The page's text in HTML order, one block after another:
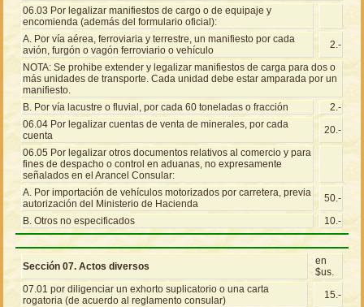
06.03 Por legalizar manifiestos de cargo o de equipaje y
encomienda (además del formulario oficial):
A. Por vía aérea, ferroviaria y terrestre, un manifiesto por cada
avión, furgón o vagón ferroviario o vehículo
2.-
NOTA: Se prohibe extender y legalizar manifiestos de carga para dos o
más unidades de transporte. Cada unidad debe estar amparada por un
manifiesto.
B. Por vía lacustre o fluvial, por cada 60 toneladas o fracción
2.-
06.04 Por legalizar cuentas de venta de minerales, por cada
cuenta
20.-
06.05 Por legalizar otros documentos relativos al comercio y para
fines de despacho o control en aduanas, no expresamente
señalados en el Arancel Consular:
A. Por importación de vehículos motorizados por carretera, previa
autorización del Ministerio de Hacienda
50.-
B. Otros no especificados
10.-
Sección 07. Actos diversos
en
$us.
07.01 por diligenciar un exhorto suplicatorio o una carta
rogatoria (de acuerdo al reglamento consular)
15.-